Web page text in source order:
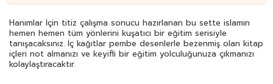
Hanımlar İçin titiz çalışma sonucu hazırlanan bu sette islamın
hemen hemen tüm yönlerini kuşatıcı bir eğitim serisiyle
tanışacaksınız. İç kağıtlar pembe desenlerle bezenmiş olan kitap
içleri not almanızı ve keyifli bir eğitim yolculuğunuza çıkmanızı
kolaylaştıracaktır.